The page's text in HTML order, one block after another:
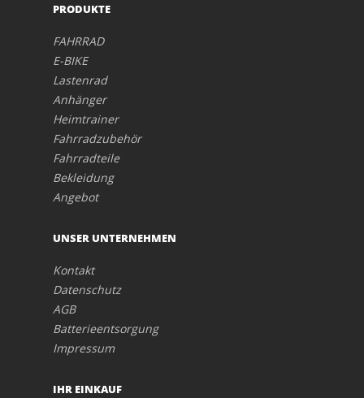
PRODUKTE
FAHRRAD
E-BIKE
Lastenrad
Anhänger
Heimtrainer
Fahrradzubehör
Fahrradteile
Bekleidung
Angebot
UNSER UNTERNEHMEN
Kontakt
Datenschutz
AGB
Batterieentsorgung
Impressum
IHR EINKAUF